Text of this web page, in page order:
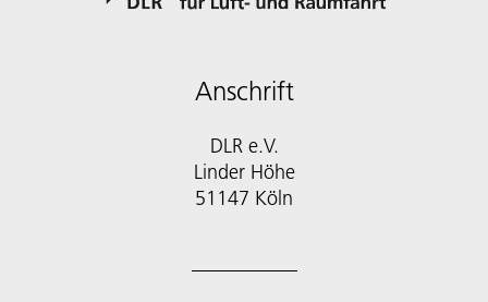
Anschrift
DLR e.V.
Linder Höhe
51147 Köln